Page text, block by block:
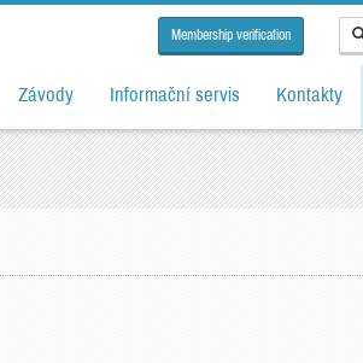
Membership verification
Závody Informační servis Kontakty